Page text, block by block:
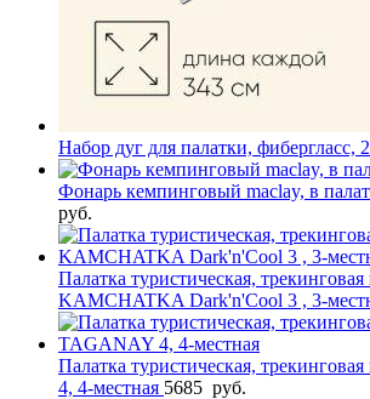
Набор дуг для палатки, фибергласс,
Фонарь кемпинговый maclay, в
руб.
Палатка туристическая, трекинговая
KAMCHATKA Dark'n'Cool 3 , 3-
Палатка туристическая,
4, 4-местная 5685 руб.